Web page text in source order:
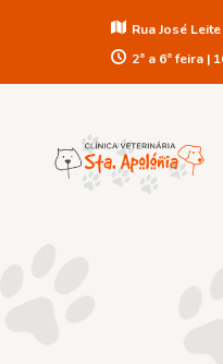
Rua José
2ª a 6ª feira |